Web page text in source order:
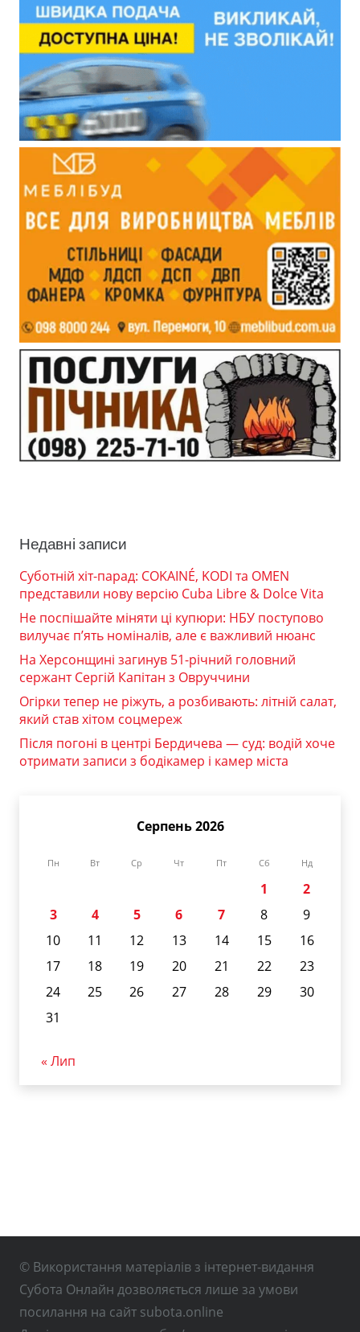
Недавні записи
Суботній хіт-парад: COKAINÉ, KODI та OMEN
представили нову версію Cuba Libre & Dolce Vita
Не поспішайте міняти ці купюри: НБУ поступово
вилучає п’ять номіналів, але є важливий нюанс
На Херсонщині загинув 51-річний головний
сержант Сергій Капітан з Овруччини
Огірки тепер не ріжуть, а розбивають: літній салат,
який став хітом соцмереж
Після погоні в центрі Бердичева — суд: водій хоче
отримати записи з бодікамер і камер міста
Серпень 2026
Пн Вт Ср Чт Пт Сб Нд
1
2
3
4 5 6 7 8
9
10
11 12 13 14 15
16
17
18 19 20 21 22
23
24
25 26 27 28 29
30
31
« Лип
© Використання матеріалів з інтернет-видання
Субота Онлайн дозволяється лише за умови
посилання на сайт subota.online